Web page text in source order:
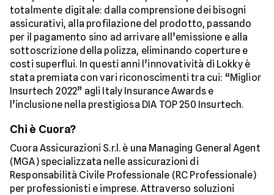
totalmente digitale: dalla comprensione dei bisogni
assicurativi, alla profilazione del prodotto, passando
per il pagamento sino ad arrivare all’emissione e alla
sottoscrizione della polizza, eliminando coperture e
costi superflui. In questi anni l’innovatività di Lokky è
stata premiata con vari riconoscimenti tra cui: “Miglior
Insurtech 2022” agli Italy Insurance Awards e
l’inclusione nella prestigiosa DIA TOP 250 Insurtech.
Chi è Cuora?
Cuora Assicurazioni S.r.l. è una Managing General Agent
(MGA) specializzata nelle assicurazioni di
Responsabilità Civile Professionale (RC Professionale)
per professionisti e imprese. Attraverso soluzioni